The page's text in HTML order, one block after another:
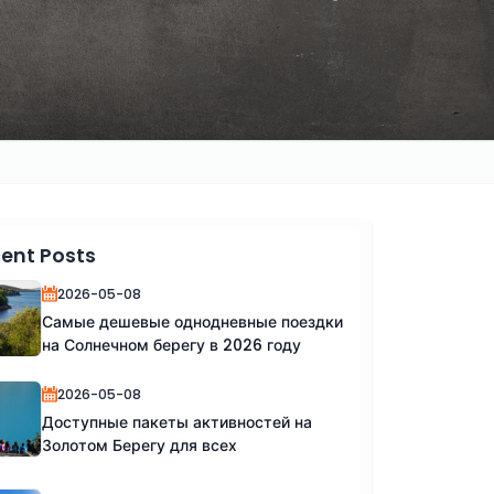
Posts
2026-05-08
Самые дешевые однодневные поездки
на Солнечном берегу в 2026 году
2026-05-08
Доступные пакеты активностей на
Золотом Берегу для всех